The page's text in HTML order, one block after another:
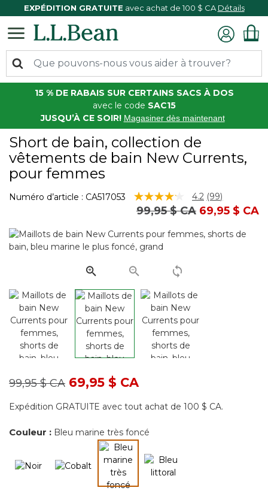
EXPÉDITION GRATUITE avec achat de 100 $ CA Détails
15 % DE RABAIS SUR CERTAINS SACS À DOS
avec le code SAC15
JUSQU’À CE SOIR! Magasiner dès maintenant
Short de bain, collection de
vêtements de bain New Currents,
pour femmes
Numéro d’article : CA517053 4,4 sur 5 Évaluation des clients
4.2 Lire
les
99
Lien
(99)
Prix réduit de
99,95 $ CAà69,95 $ CA
Prix réduit de
99,95 $ CAà69,95 $ CA
Expédition GRATUITE avec tout achat de 100 $ CA.
Couleur : Bleu marine très foncé